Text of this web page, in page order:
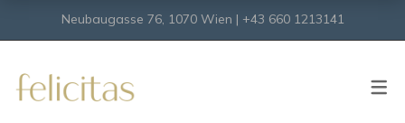
Neubaugasse 76, 1070 Wien | +43 660 1213141